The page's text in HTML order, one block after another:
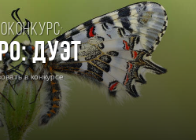
Дуэт
в конкурсе